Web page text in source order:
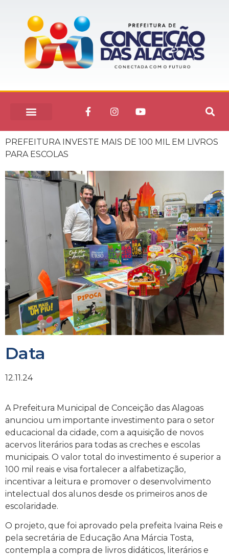
PREFEITURA INVESTE MAIS DE 100 MIL EM LIVROS
PARA ESCOLAS
Data
12.11.24
A Prefeitura Municipal de Conceição das Alagoas
anunciou um importante investimento para o setor
educacional da cidade, com a aquisição de novos
acervos literários para todas as creches e escolas
municipais. O valor total do investimento é superior a
100 mil reais e visa fortalecer a alfabetização,
incentivar a leitura e promover o desenvolvimento
intelectual dos alunos desde os primeiros anos de
escolaridade.
O projeto, que foi aprovado pela prefeita Ivaina Reis e
pela secretária de Educação Ana Márcia Tosta,
contempla a compra de livros didáticos, literários e